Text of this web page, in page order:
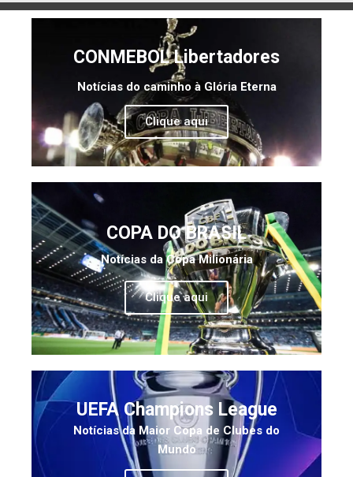
CONMEBOL Libertadores
Notícias do caminho à Glória Eterna
Clique aqui
COPA DO BRASIL
Notícias da Copa Milionária
Clique aqui
UEFA Champions League
Notícias da Maior Copa de Clubes do
Mundo